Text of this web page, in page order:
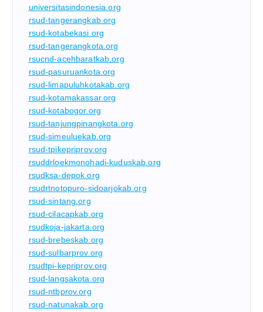
universitasindonesia.org
rsud-tangerangkab.org
rsud-kotabekasi.org
rsud-tangerangkota.org
rsucnd-acehbaratkab.org
rsud-pasuruankota.org
rsud-limapuluhkotakab.org
rsud-kotamakassar.org
rsud-kotabogor.org
rsud-tanjungpinangkota.org
rsud-simeuluekab.org
rsud-tpikepriprov.org
rsuddrloekmonohadi-kuduskab.org
rsudksa-depok.org
rsudrtnotopuro-sidoarjokab.org
rsud-sintang.org
rsud-cilacapkab.org
rsudkoja-jakarta.org
rsud-brebeskab.org
rsud-sulbarprov.org
rsudtpi-kepriprov.org
rsud-langsakota.org
rsud-ntbprov.org
rsud-natunakab.org